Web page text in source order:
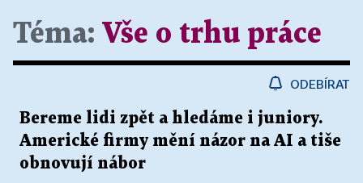
Téma: Vše o trhu práce
ODEBÍRAT
Bereme lidi zpět a hledáme i juniory.
Americké firmy mění názor na AI a tiše
obnovují nábor